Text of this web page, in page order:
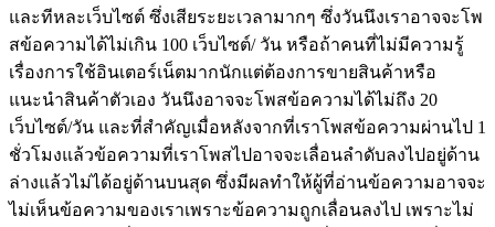
และทีหละเว็บไซต์ ซึ่งเสียระยะเวลามากๆ ซึ่งวันนึงเราอาจจะโพ
สข้อความได้ไม่เกิน 100 เว็บไซต์/ วัน หรือถ้าคนที่ไม่มีความรู้
เรื่องการใช้อินเตอร์เน็ตมากนักแต่ต้องการขายสินค้าหรือ
แนะนำสินค้าตัวเอง วันนึงอาจจะโพสข้อความได้ไม่ถึง 20
เว็บไซต์/วัน และที่สำคัญเมื่อหลังจากที่เราโพสข้อความผ่านไป 1
ชั่วโมงแล้วข้อความที่เราโพสไปอาจจะเลื่อนลำดับลงไปอยู่ด้าน
ล่างแล้วไม่ได้อยู่ด้านบนสุด ซึ่งมีผลทำให้ผู้ที่อ่านข้อความอาจจะ
ไม่เห็นข้อความของเราเพราะข้อความถูกเลื่อนลงไป เพราะไม่